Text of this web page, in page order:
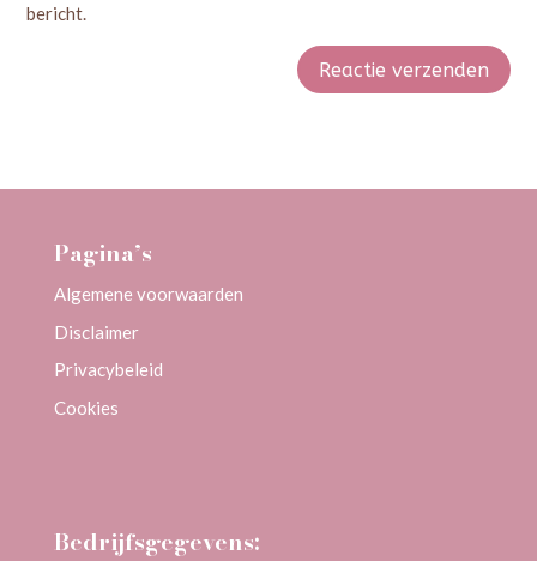
bericht.
Reactie verzenden
Pagina’s
Algemene voorwaarden
Disclaimer
Privacybeleid
Cookies
Bedrijfsgegevens: